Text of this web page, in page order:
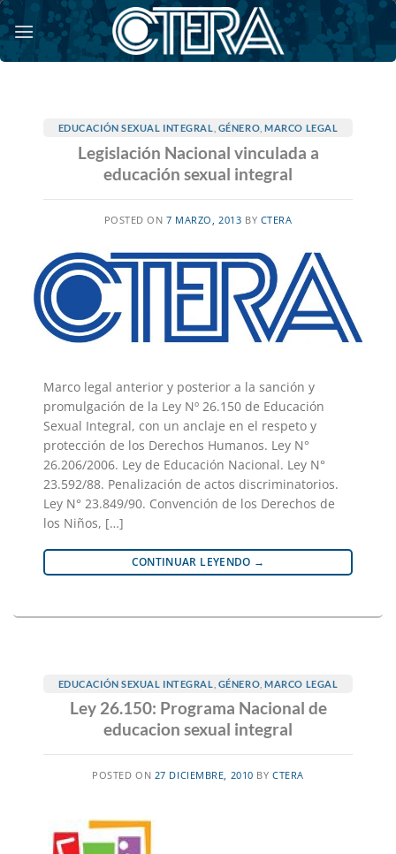
Saltar
al
contenido
EDUCACIÓN SEXUAL INTEGRAL GÉNERO ,MARCO LEGAL
Legislación Nacional vinculada a
educación sexual integral
POSTED ON7 MARZO, 2013 BY CTERA
Marco legal anterior y posterior a la sanción y
promulgación de la Ley Nº 26.150 de Educación
Sexual Integral, con un anclaje en el respeto y
protección de los Derechos Humanos. Ley N°
26.206/2006. Ley de Educación Nacional. Ley N°
23.592/88. Penalización de actos discriminatorios.
Ley N° 23.849/90. Convención de los Derechos de
los Niños, […]
CONTINUAR LEYENDO →
EDUCACIÓN SEXUAL INTEGRAL GÉNERO ,MARCO LEGAL
Ley 26.150: Programa Nacional de
educacion sexual integral
POSTED ON 27 DICIEMBRE, 2010 BYCTERA